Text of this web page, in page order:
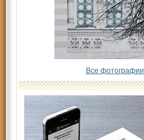
Все фотографии